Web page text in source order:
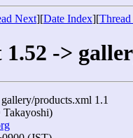
Next][Date Index][
->
products.xml 1.1